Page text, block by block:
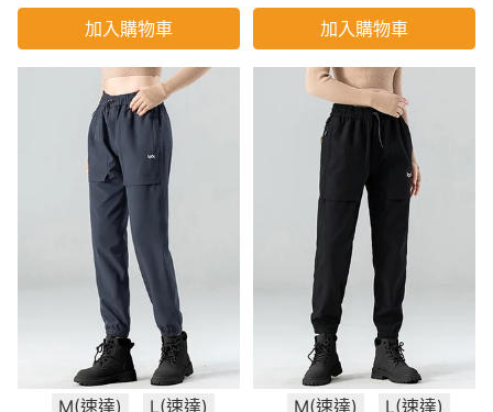
加入購物車 加入購物車
M(速達)
L(速達)
M(速達)
L(速達)